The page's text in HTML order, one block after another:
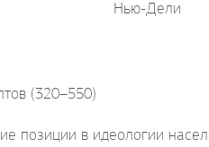
Нью-Дели
(320–550)
позиции в идеологии